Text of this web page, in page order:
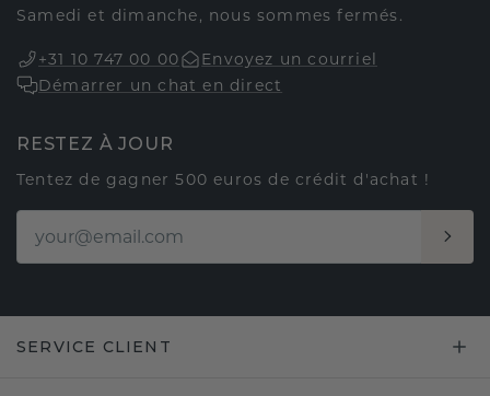
Samedi et dimanche, nous sommes fermés.
+31 10 747 00 00
Envoyez un courriel
Démarrer un chat en direct
RESTEZ À JOUR
Tentez de gagner 500 euros de crédit d'achat !
SERVICE CLIENT